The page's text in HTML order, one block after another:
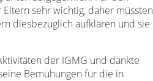
sehr wichtig, daher müssten
diesbezüglich aufklären und sie
der IGMG und dankte
Bemühungen für die in